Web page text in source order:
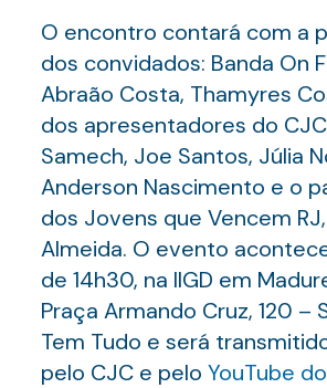
O encontro contará com a
dos convidados: Banda On
Abraão Costa, Thamyres
dos apresentadores do
Samech, Joe Santos, Júlia
Anderson Nascimento e o
dos Jovens que Vencem
Almeida. O evento
de 14h30, na IIGD em
Praça Armando Cruz, 120 –
Tem Tudo e será
pelo CJC e pelo YouTube